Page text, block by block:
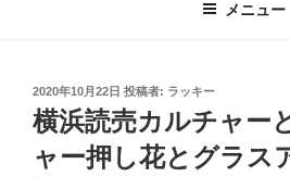
メニュー
投
稿
日:
2020年10月22日 投稿者: ラッキー
横浜読売カルチャー
ャー押し花とグラス